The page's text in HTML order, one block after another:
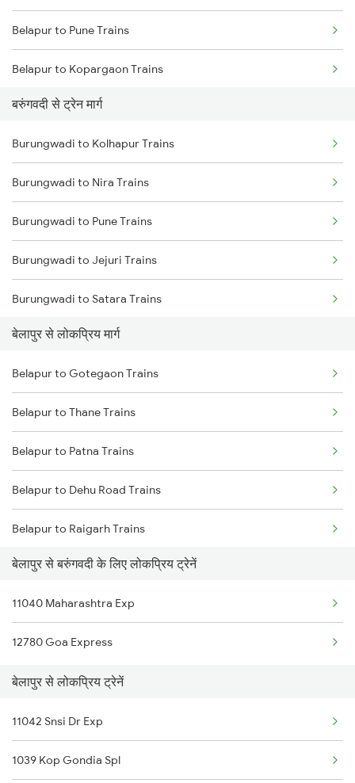
Chennai to Coimbatore Trains
Belapur to Pune Trains
Belapur to Kopargaon Trains
Belapur to Bhusawal Trains
Belapur to Jalgaon Trains
Belapur to Itarsi Trains
Belapur to Agra Trains
Belapur to Bhopal Trains
Belapur to Jhansi Trains
Belapur to New Delhi Trains
बरुंगवदी से ट्रेन मार्ग
Burungwadi to Kolhapur Trains
Burungwadi to Nira Trains
Burungwadi to Pune Trains
Burungwadi to Jejuri Trains
Burungwadi to Satara Trains
Burungwadi to Manmad Trains
Burungwadi to Shegaon Trains
बेलापुर से लोकप्रिय मार्ग
Belapur to Gotegaon Trains
Belapur to Thane Trains
Belapur to Patna Trains
Belapur to Dehu Road Trains
Belapur to Raigarh Trains
Belapur to Hoshangabad Trains
Belapur to Harda Trains
Belapur to Jalna Trains
बेलापुर से बरुंगवदी के लिए लोकप्रिय ट्रेनें
11040 Maharashtra Exp
12780 Goa Express
बेलापुर से लोकप्रिय ट्रेनें
11042 Snsi Dr Exp
1039 Kop Gondia Spl